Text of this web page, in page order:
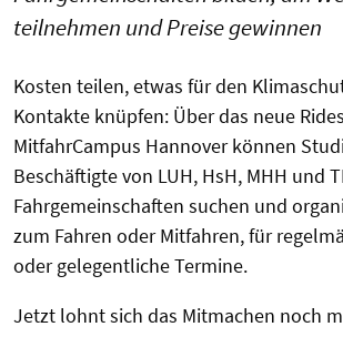
teilnehmen und Preise gewinnen
Kosten teilen, etwas für den
Kontakte knüpfen: Über das neue
MitfahrCampus Hannover können
Beschäftigte von LUH, HsH, MHH und
Fahrgemeinschaften suchen und
zum Fahren oder Mitfahren, für
oder gelegentliche Termine.
Jetzt lohnt sich das Mitmachen noch